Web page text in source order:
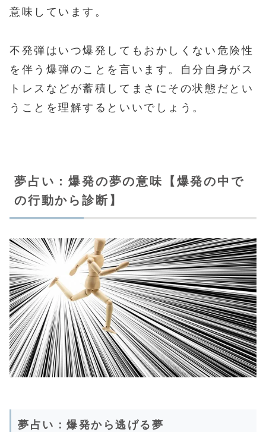
意味しています。
不発弾はいつ爆発してもおかしくない危険性
を伴う爆弾のことを言います。自分自身がス
トレスなどが蓄積してまさにその状態だとい
うことを理解するといいでしょう。
夢占い：爆発の夢の意味【爆発の中で
の行動から診断】
夢占い：爆発から逃げる夢